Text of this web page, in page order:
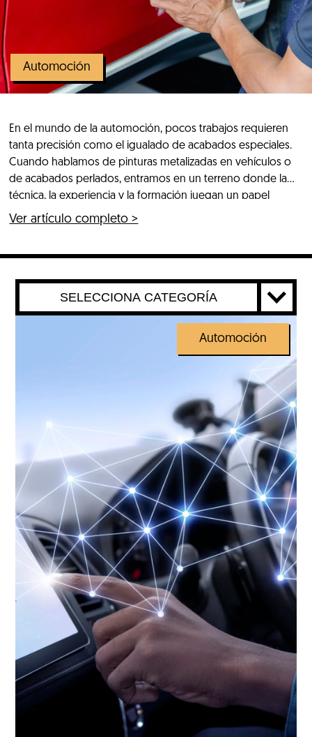
Automoción
En el mundo de la automoción, pocos trabajos requieren
tanta precisión como el igualado de acabados especiales.
Cuando hablamos de pinturas metalizadas en vehículos o
de acabados perlados, entramos en un terreno donde la
técnica, la experiencia y la formación juegan un papel
decisivo. A simple vista, puede parecer que pintar una pieza
Ver artículo completo >
SELECCIONA CATEGORÍA
Automoción